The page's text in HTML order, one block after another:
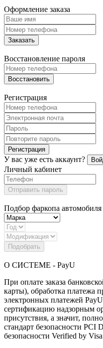
Оформление заказа
Заказать
Восстановление пароля
Восстановить
Регистрация
Регистрация
У вас уже есть аккаунт?
Личный кабинет
Отправить пароль
Подбор фаркопа автомобиля
Подобрать
О СИСТЕМЕ - PayU
При оплате заказа
карты), обработка платежа
электронных платежей
сертификацию надзорным
присутствия, а значит,
стандарт безопасности
безопасности Verified by